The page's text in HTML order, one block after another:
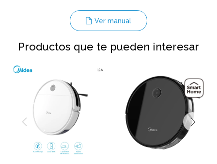
Ver manual
Productos que te pueden interesar